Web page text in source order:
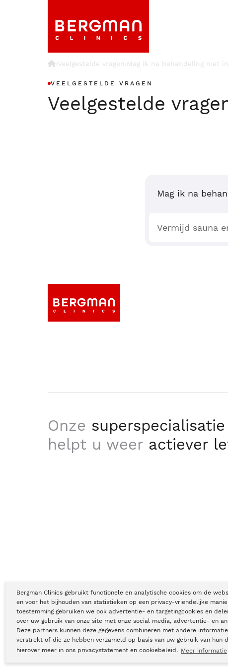
Bergman Clinics gebruikt functionele en analytische cookies om de
en voor het bijhouden van statistieken op een privacy-vriendelijke
toestemming gebruiken we ook advertentie- en targetingcookies en
over uw gebruik van onze site met onze social media, advertentie- en
Deze partners kunnen deze gegevens combineren met andere
verstrekt of die ze hebben verzameld op basis van uw gebruik van hun
hierover meer in ons privacystatement en cookiebeleid. Meer informatie
›Veelgestelde vragen›Mag ik na behandeling met
VEELGESTELDE VRAGEN
Veelgestelde
Mag ik na
Vermijd sauna
Onze superspecialisatie
helpt u weer actiever
Copyright © Bergman Clinics 2026 | KVK nummer: 30196373